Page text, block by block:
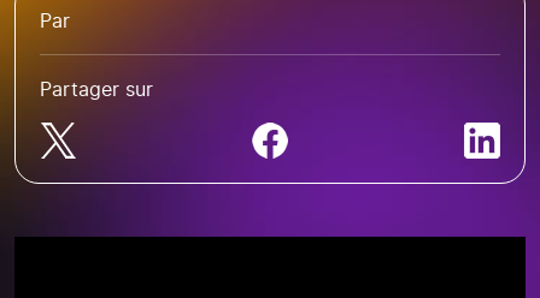
Par
Partager sur